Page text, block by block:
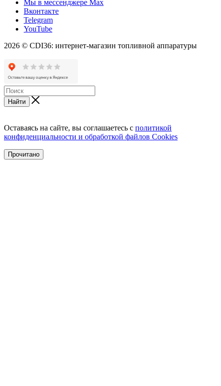
Мы в мессенджере Max
Вконтакте
Telegram
YouTube
2026 © CDI36: интернет-магазин топливной аппаратуры
Найти
Оставаясь на сайте, вы соглашаетесь с политикой
конфиденциальности и обработкой файлов Cookies
Прочитано